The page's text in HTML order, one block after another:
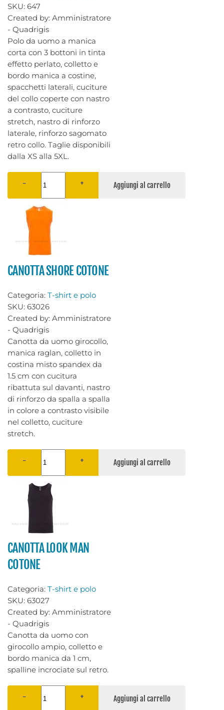
SKU: 647
Created by: Amministratore
- Quadrigis
Polo da uomo a manica
corta con 3 bottoni in tinta
effetto perlato, colletto e
bordo manica a costine,
spacchetti laterali, cuciture
del collo coperte con nastro
a contrasto, cuciture
stretch, nastro di rinforzo
laterale, rinforzo sagomato
retro collo. Taglie disponibili
dalla XS alla 5XL.
− +
CANOTTA SHORE COTONE
Categoria: T-shirt e polo
SKU: 63026
Created by: Amministratore
- Quadrigis
Canotta da uomo girocollo,
manica raglan, colletto in
costina misto spandex da
1.5 cm con cucitura
ribattuta sul davanti, nastro
di rinforzo da spalla a spalla
in colore a contrasto visibile
nel colletto, cuciture
stretch.
− +
CANOTTA LOOK MAN
COTONE
Categoria: T-shirt e polo
SKU: 63027
Created by: Amministratore
- Quadrigis
Canotta da uomo con
girocollo ampio, colletto e
bordo manica da 1 cm,
spalline incrociate sul retro.
− +